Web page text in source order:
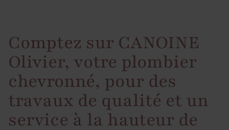
Comptez sur CANOINE
Olivier, votre plombier
chevronné, pour des
travaux de qualité et un
service à la hauteur de